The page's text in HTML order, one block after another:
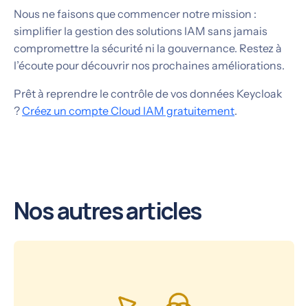
Nous ne faisons que commencer notre mission :
simplifier la gestion des solutions IAM sans jamais
compromettre la sécurité ni la gouvernance. Restez à
l’écoute pour découvrir nos prochaines améliorations.
Prêt à reprendre le contrôle de vos données Keycloak
?Créez un compte Cloud IAM gratuitement.
Nos autres articles